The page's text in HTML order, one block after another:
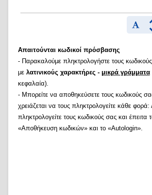
Απαιτούνται κωδικοί πρόσβασης
- Παρακαλούμε πληκτρολογήστε τους
με λατινικούς χαρακτήρες - μικρά γράμματα
κεφαλαία).
- Μπορείτε να αποθηκεύσετε τους κωδικούς
χρειάζεται να τους πληκτρολογείτε κάθε φορά:
πληκτρολογείτε τους κωδικούς σας και έπειτα
«Αποθήκευση κωδικών» και το «Autologin».